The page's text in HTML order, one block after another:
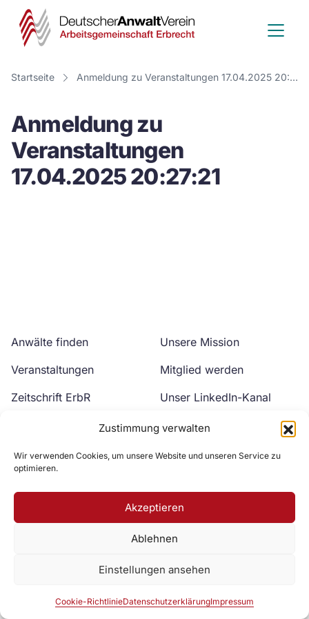
Zustimmung verwalten
Wir verwenden Cookies, um unsere Website und unseren Service zu
optimieren.
Akzeptieren
Ablehnen
Einstellungen ansehen
Cookie-RichtlinieDatenschutzerklärungImpressum
Deutscher
Anwalt
Verein
Startseite Anmeldung zu Veranstaltungen 17.04.2025 20:27:21
Anmeldung zu
Veranstaltungen
17.04.2025 20:27:21
Anwälte finden
Veranstaltungen
Zeitschrift ErbR
Unsere Mission
Mitglied werden
Unser LinkedIn-Kanal
Unser YouTube-Kanal
Zur DAV Webseite